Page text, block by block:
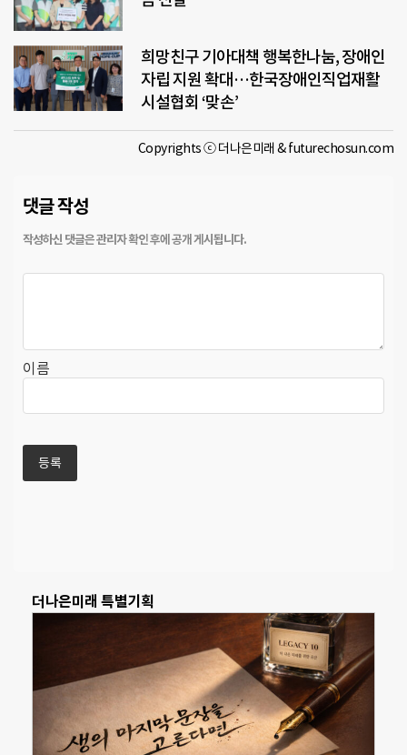
희망친구 기아대책 행복한나눔, 장애인
자립 지원 확대…한국장애인직업재활
시설협회 ‘맞손’
Copyrights ⓒ 더나은미래 & futurechosun.com
댓글 작성
이름
더나은미래 특별기획